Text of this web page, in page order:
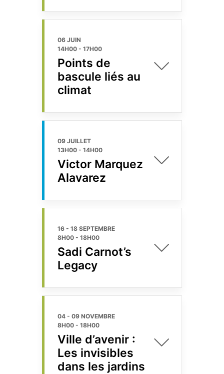
06 JUIN
14H00 - 17H00
Points de
bascule liés au
climat
09 JUILLET
13H00 - 14H00
Victor Marquez
Alavarez
16 - 18 SEPTEMBRE
8H00 - 18H00
Sadi Carnot’s
Legacy
04 - 09 NOVEMBRE
8H00 - 18H00
Ville d’avenir :
Les invisibles
dans les jardins